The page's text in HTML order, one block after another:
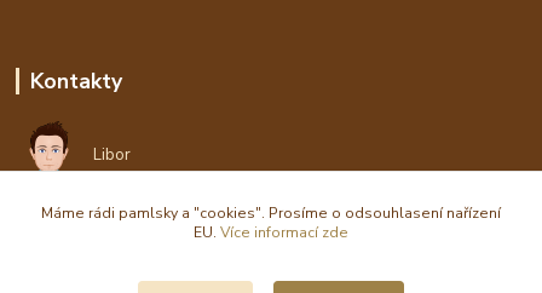
Kontakty
Libor
eshop(zavináč)waldi.cz
Máme rádi pamlsky a "cookies". Prosíme o odsouhlasení nařízení
EU. Více informací zde